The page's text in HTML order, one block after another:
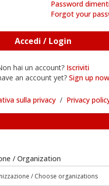
Password
Forgot your
Accedi / Login
hai un account? Iscriviti
an account yet? Sign up now
sulla privacy / Privacy
/ Organization